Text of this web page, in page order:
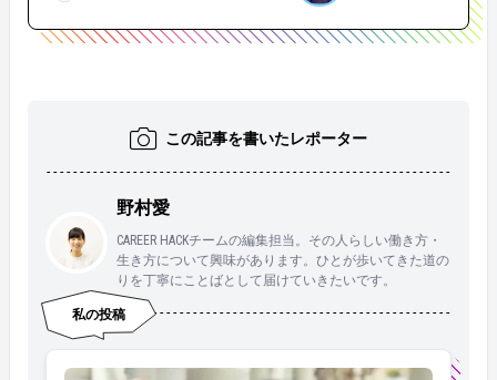
この記事を書いたレポーター
野村愛
CAREER HACKチームの編集担当。その人らしい働き方・
生き方について興味があります。ひとが歩いてきた道の
りを丁寧にことばとして届けていきたいです。
私の投稿